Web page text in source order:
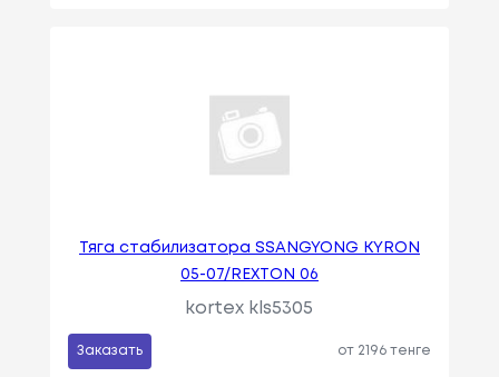
Тяга стабилизатора SSANGYONG KYRON
05-07/REXTON 06
kortex kls5305
Заказать от 2196 тенге